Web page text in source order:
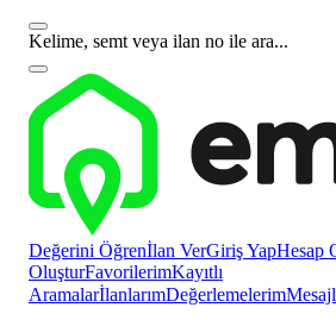
Kelime, semt veya ilan no ile ara...
Değerini Öğrenİlan VerGiriş YapHesap
OluşturFavorilerimKayıtlı
AramalarİlanlarımDeğerlemelerim